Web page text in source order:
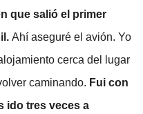
que salió el primer
Ahí aseguré el avión. Yo
cerca del lugar
caminando. Fui con
ido tres veces a